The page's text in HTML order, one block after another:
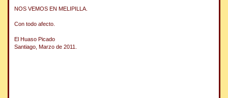
NOS VEMOS EN MELIPILLA.
Con todo afecto.
El Huaso Picado
Santiago, Marzo de 2011.